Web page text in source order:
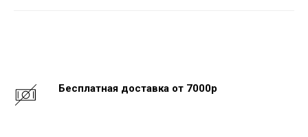
Бесплатная доставка от 7000р